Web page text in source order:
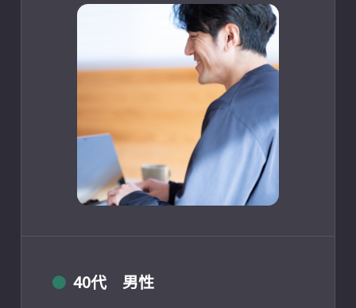
● 40代 男性